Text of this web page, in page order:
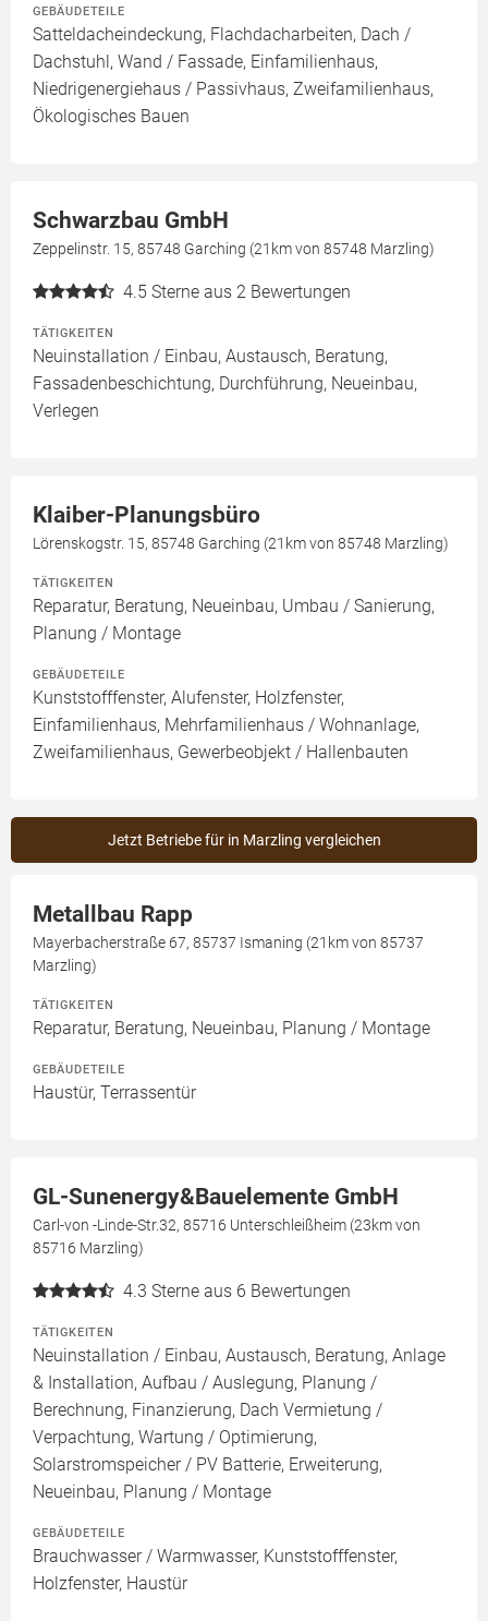
GEBÄUDETEILE
Satteldacheindeckung, Flachdacharbeiten, Dach /
Dachstuhl, Wand / Fassade, Einfamilienhaus,
Niedrigenergiehaus / Passivhaus, Zweifamilienhaus,
Ökologisches Bauen
Schwarzbau GmbH
Zeppelinstr. 15, 85748 Garching (21km von 85748 Marzling)
4.5 Sterne aus 2 Bewertungen
TÄTIGKEITEN
Neuinstallation / Einbau, Austausch, Beratung,
Fassadenbeschichtung, Durchführung, Neueinbau,
Verlegen
Klaiber-Planungsbüro
Lörenskogstr. 15, 85748 Garching (21km von 85748 Marzling)
TÄTIGKEITEN
Reparatur, Beratung, Neueinbau, Umbau / Sanierung,
Planung / Montage
GEBÄUDETEILE
Kunststofffenster, Alufenster, Holzfenster,
Einfamilienhaus, Mehrfamilienhaus / Wohnanlage,
Zweifamilienhaus, Gewerbeobjekt / Hallenbauten
Jetzt Betriebe für in Marzling vergleichen
Metallbau Rapp
Mayerbacherstraße 67, 85737 Ismaning (21km von 85737
Marzling)
TÄTIGKEITEN
Reparatur, Beratung, Neueinbau, Planung / Montage
GEBÄUDETEILE
Haustür, Terrassentür
GL-Sunenergy&Bauelemente GmbH
Carl-von -Linde-Str.32, 85716 Unterschleißheim (23km von
85716 Marzling)
4.3 Sterne aus 6 Bewertungen
TÄTIGKEITEN
Neuinstallation / Einbau, Austausch, Beratung, Anlage
& Installation, Aufbau / Auslegung, Planung /
Berechnung, Finanzierung, Dach Vermietung /
Verpachtung, Wartung / Optimierung,
Solarstromspeicher / PV Batterie, Erweiterung,
Neueinbau, Planung / Montage
GEBÄUDETEILE
Brauchwasser / Warmwasser, Kunststofffenster,
Holzfenster, Haustür